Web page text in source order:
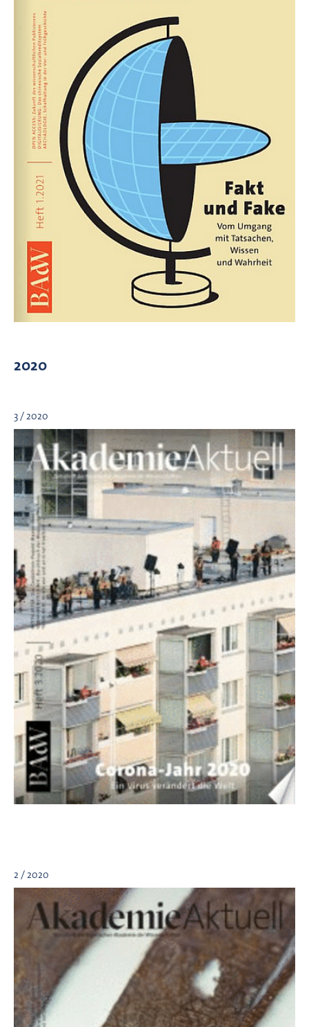
2020
3 / 2020
2 / 2020